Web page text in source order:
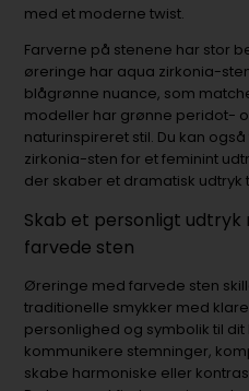
med et moderne twist.
Farverne på stenene har stor
øreringe har aqua zirkonia-
blågrønne nuance, som
modeller har grønne peridot-
naturinspireret stil. Du kan
zirkonia-sten for et feminint
der skaber et dramatisk udtryk
Skab et personligt udtryk
farvede sten
Øreringe med farvede sten
traditionelle smykker med
personlighed og symbolik til dit
kommunikere stemninger,
skabe harmoniske eller